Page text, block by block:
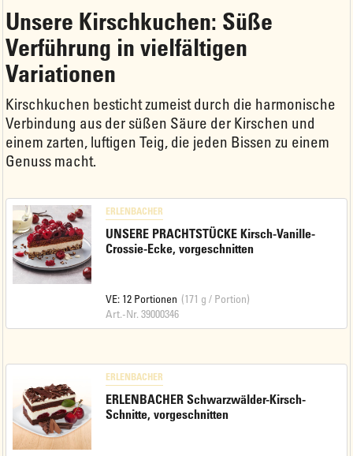
Unsere Kirschkuchen: Süße
Verführung in vielfältigen
Variationen
Kirschkuchen besticht zumeist durch die harmonische
Verbindung aus der süßen Säure der Kirschen und
einem zarten, luftigen Teig, die jeden Bissen zu einem
Genuss macht.
ERLENBACHER
UNSERE PRACHTSTÜCKE Kirsch-Vanille-
Crossie-Ecke, vorgeschnitten
VE: 12 Portionen (171 g / Portion)
Art.-Nr. 39000346
ERLENBACHER
ERLENBACHER Schwarzwälder-Kirsch-
Schnitte, vorgeschnitten